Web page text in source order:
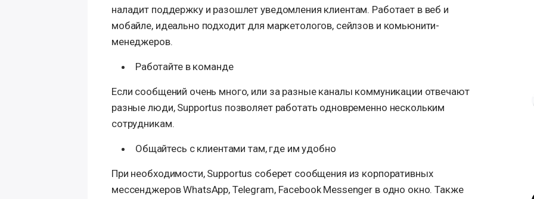
наладит поддержку и разошлет уведомления клиентам. Работает в веб и
мобайле, идеально подходит для маркетологов, сейлзов и комьюнити-
менеджеров.
Работайте в команде
Если сообщений очень много, или за разные каналы коммуникации отвечают
разные люди, Supportus позволяет работать одновременно нескольким
сотрудникам.
Общайтесь с клиентами там, где им удобно
При необходимости, Supportus соберет сообщения из корпоративных
мессенджеров WhatsApp, Telegram, Facebook Messenger в одно окно. Также